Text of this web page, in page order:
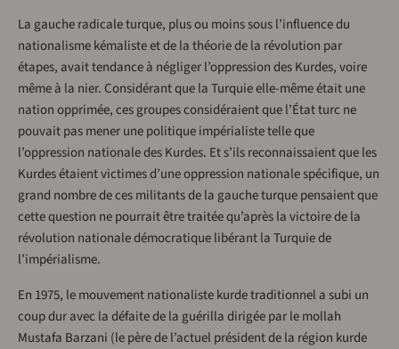
La gauche radicale turque, plus ou moins sous l’influence du
nationalisme kémaliste et de la théorie de la révolution par
étapes, avait tendance à négliger l’oppression des Kurdes, voire
même à la nier. Considérant que la Turquie elle-même était une
nation opprimée, ces groupes considéraient que l’État turc ne
pouvait pas mener une politique impérialiste telle que
l’oppression nationale des Kurdes. Et s’ils reconnaissaient que les
Kurdes étaient victimes d’une oppression nationale spécifique, un
grand nombre de ces militants de la gauche turque pensaient que
cette question ne pourrait être traitée qu’après la victoire de la
révolution nationale démocratique libérant la Turquie de
l’impérialisme.
En 1975, le mouvement nationaliste kurde traditionnel a subi un
coup dur avec la défaite de la guérilla dirigée par le mollah
Mustafa Barzani (le père de l’actuel président de la région kurde